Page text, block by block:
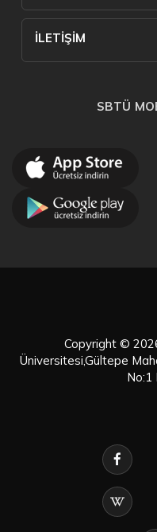
İLETİŞİM
SBTÜ
Copyright ©
Üniversitesi,Gültepe
No:1